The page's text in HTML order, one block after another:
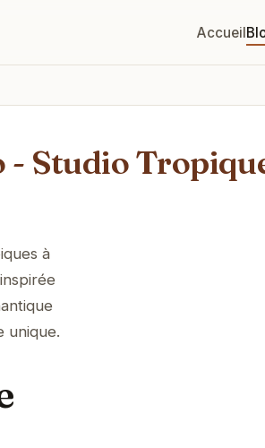
Accueil
- Studio
à
unique.